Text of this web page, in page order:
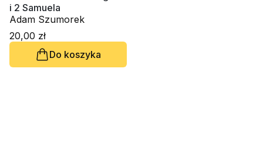
i 2 Samuela
Adam Szumorek
20,00 zł
Do koszyka